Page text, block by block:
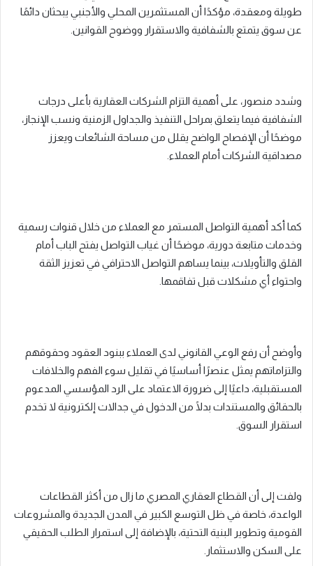
طويلة ومعقدة، مؤكدًا أن المستثمرين المحلي والأجنبي يبحثان دائمًا
عن سوق يتمتع بالشفافية والاستقرار ووضوح القوانين.
وشدد منصور، على أهمية التزام الشركات العقارية بأعلى درجات
الشفافية فيما يتعلق بمراحل التنفيذ والجداول الزمنية ونسب الإنجاز،
موضحًا أن الإفصاح الواضح يقلل من مساحة الشائعات ويعزز
مصداقية الشركات أمام العملاء.
كما أكد أهمية التواصل المستمر مع العملاء من خلال قنوات رسمية
وخدمات متابعة دورية، موضحًا أن غياب التواصل يفتح الباب أمام
القلق والتأويلات، بينما يساهم التواصل الاحترافي في تعزيز الثقة
واحتواء أي مشكلات قبل تفاقمها.
وأوضح أن رفع الوعي القانوني لدى العملاء ببنود العقود وحقوقهم
والتزاماتهم يمثل عنصرًا أساسيًا في تقليل سوء الفهم والخلافات
المستقبلية، داعيًا إلى ضرورة الاعتماد على الرد المؤسسي المدعوم
بالحقائق والمستندات بدلًا من الدخول في جدالات إلكترونية لا تخدم
استقرار السوق.
ولفت إلى أن القطاع العقاري المصري ما زال من أكثر القطاعات
الواعدة، خاصة في ظل التوسع الكبير في المدن الجديدة والمشروعات
القومية وتطوير البنية التحتية، بالإضافة إلى استمرار الطلب الحقيقي
على السكن والاستثمار.